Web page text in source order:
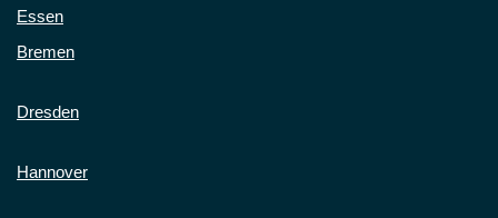
Essen
Bremen
Dresden
Hannover